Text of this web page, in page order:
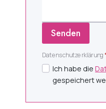
Senden
Datenschutzerklärung
Ich habe die
gespeichert